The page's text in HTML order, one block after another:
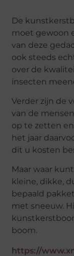
De
moet gewoon
van deze
ook steeds
over de
insecten
Verder zijn de
van de
op te zetten
het jaar
dit u kosten
Maar waar
kleine, dikke,
bepaald
met sneeuw.
boom.
https://